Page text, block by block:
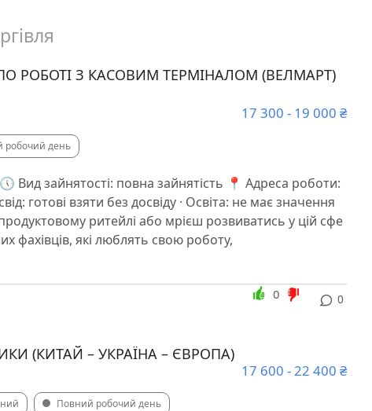
РОБОТІ З КАСОВИМ ТЕРМІНАЛОМ (ВЕЛМАРТ)
17 300 - 19 000 ₴
робочий день
Вид зайнятості: повна зайнятість 📍 Адреса роботи:
готові взяти без досвіду · Освіта: не має значення
ритейлі або мрієш розвиватись у цій сфе
фахівців, які люблять свою роботу,
0
0
(КИТАЙ – УКРАЇНА – ЄВРОПА)
17 600 - 22 400 ₴
Повний робочий день